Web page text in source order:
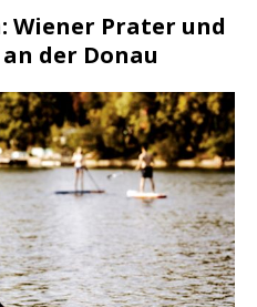
Wiener Prater und
der Donau